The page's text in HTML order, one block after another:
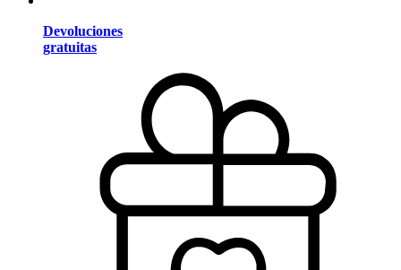
Devoluciones
gratuitas